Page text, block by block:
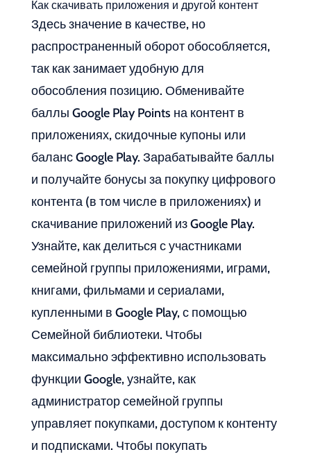
Как скачивать приложения и другой контент
Здесь значение в качестве, но
распространенный оборот обособляется,
так как занимает удобную для
обособления позицию. Обменивайте
баллы Google Play Points на контент в
приложениях, скидочные купоны или
баланс Google Play. Зарабатывайте баллы
и получайте бонусы за покупку цифрового
контента (в том числе в приложениях) и
скачивание приложений из Google Play.
Узнайте, как делиться с участниками
семейной группы приложениями, играми,
книгами, фильмами и сериалами,
купленными в Google Play, с помощью
Семейной библиотеки. Чтобы
максимально эффективно использовать
функции Google, узнайте, как
администратор семейной группы
управляет покупками, доступом к контенту
и подписками. Чтобы покупать